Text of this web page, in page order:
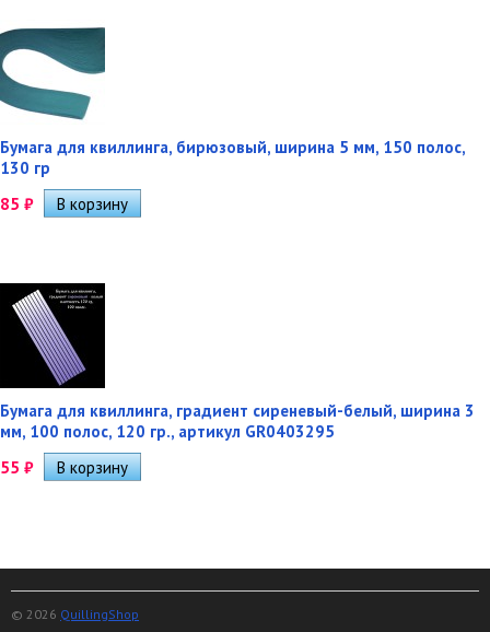
Бумага для квиллинга, бирюзовый, ширина 5 мм, 150 полос,
130 гр
85 ₽
Бумага для квиллинга, градиент сиреневый-белый, ширина 3
мм, 100 полос, 120 гр., артикул GR0403295
55 ₽
© 2026 QuillingShop